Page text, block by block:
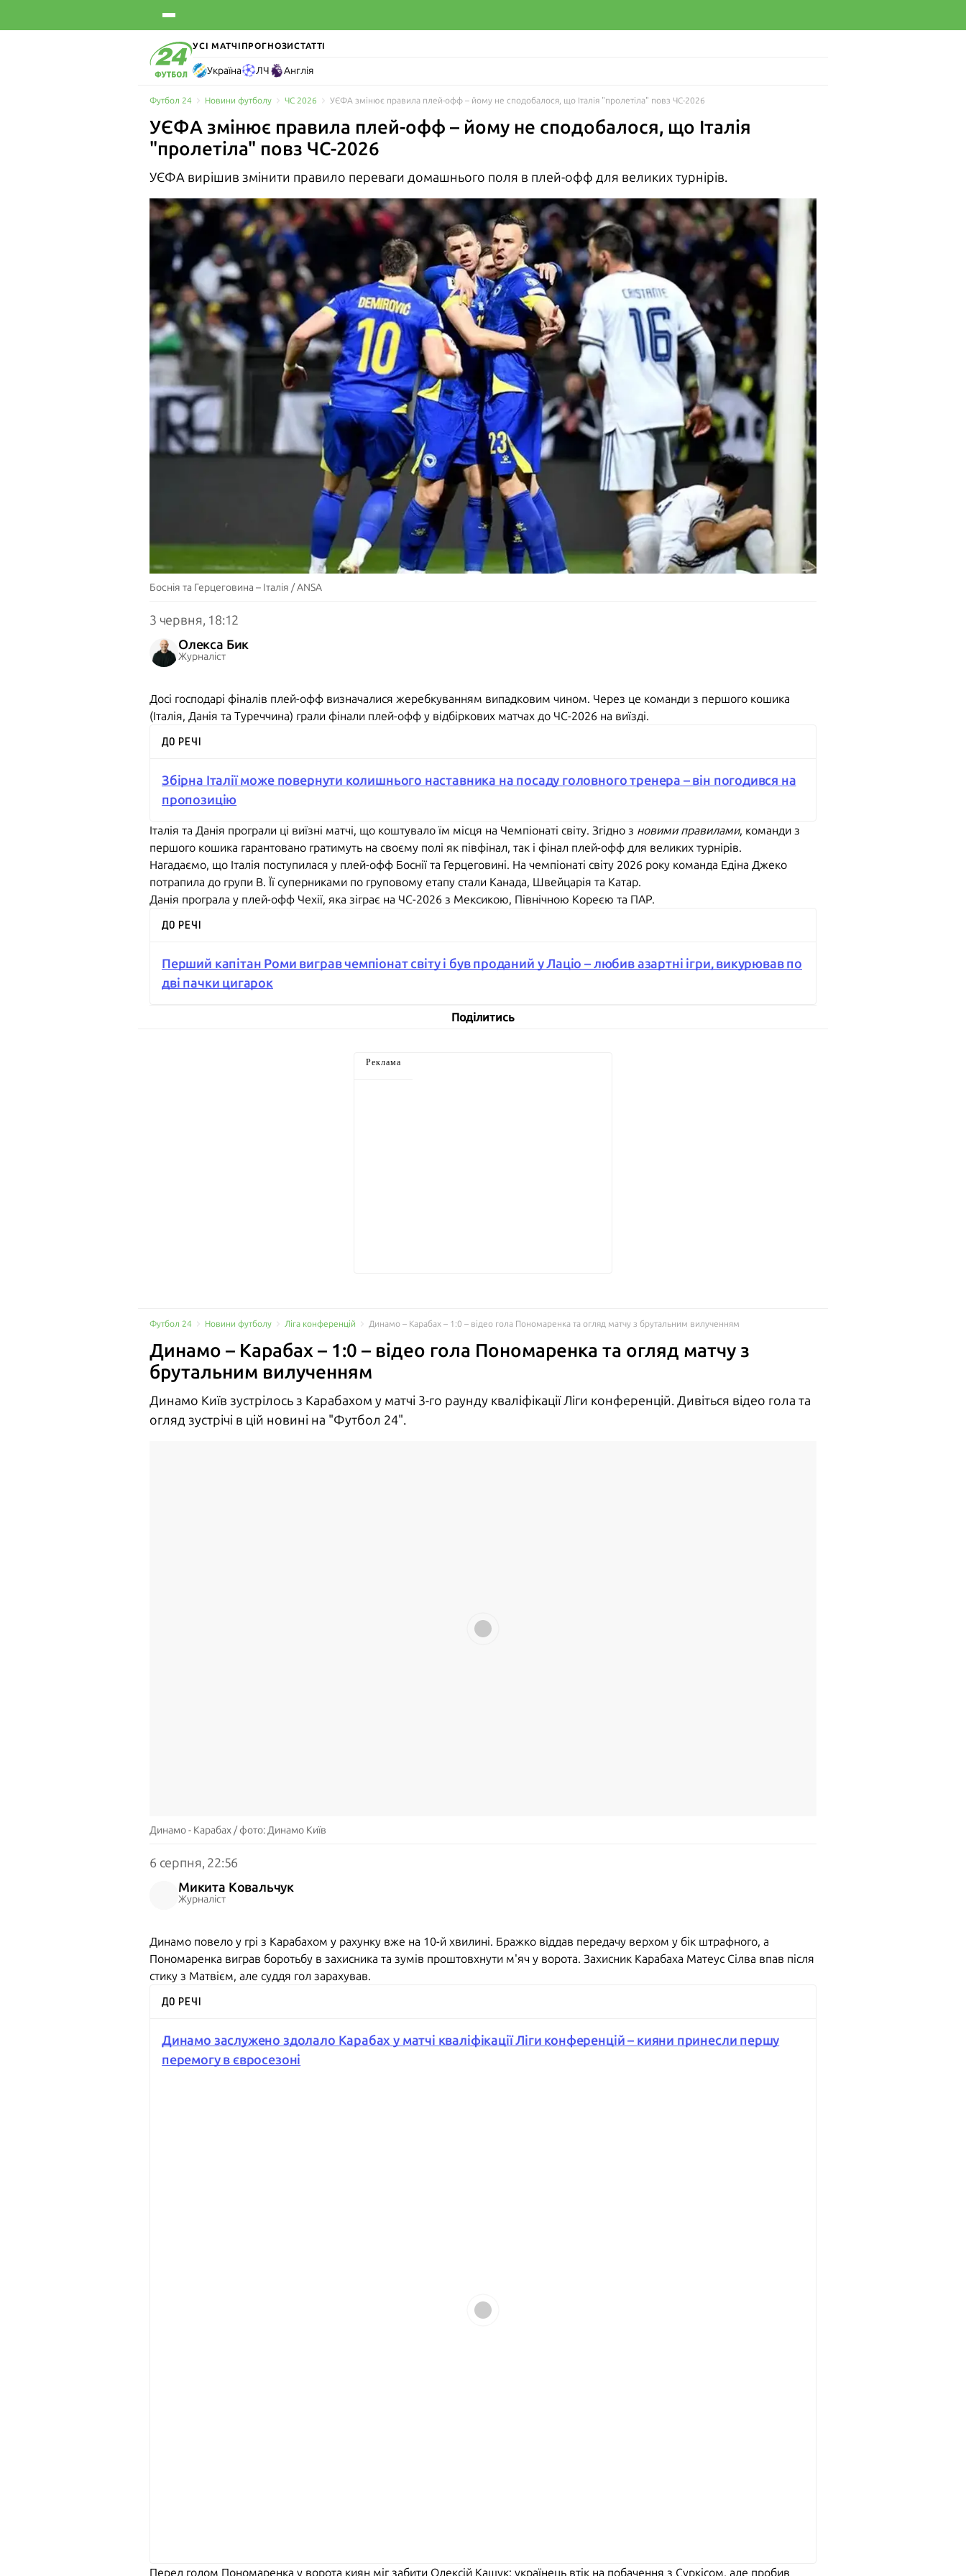
УСІ МАТЧІ ПРОГНОЗИСТАТТІ
Україна ЛЧ Англія
Футбол 24 Новини футболу ЧС 2026 УЄФА змінює правила плей-офф – йому не сподобалося, що Італія "пролетіла" повз ЧС-2026
УЄФА змінює правила плей-офф – йому не сподобалося, що Італія
"пролетіла" повз ЧС-2026
УЄФА вирішив змінити правило переваги домашнього поля в плей-офф для великих турнірів.
Боснія та Герцеговина – Італія / ANSA
3 червня, 18:12
Олекса Бик
Журналіст
Досі господарі фіналів плей-офф визначалися жеребкуванням випадковим чином. Через це команди з першого кошика
(Італія, Данія та Туреччина) грали фінали плей-офф у відбіркових матчах до ЧС-2026 на виїзді.
ДО РЕЧІ
Збірна Італії може повернути колишнього наставника на посаду головного тренера – він погодився на
пропозицію
Італія та Данія програли ці виїзні матчі, що коштувало їм місця на Чемпіонаті світу. Згідно з новими правилами, команди з
першого кошика гарантовано гратимуть на своєму полі як півфінал, так і фінал плей-офф для великих турнірів.
Нагадаємо, що Італія поступилася у плей-офф Боснії та Герцеговині. На чемпіонаті світу 2026 року команда Едіна Джеко
потрапила до групи B. Її суперниками по груповому етапу стали Канада, Швейцарія та Катар.
Данія програла у плей-офф Чехії, яка зіграє на ЧС-2026 з Мексикою, Північною Кореєю та ПАР.
ДО РЕЧІ
Перший капітан Роми виграв чемпіонат світу і був проданий у Лаціо – любив азартні ігри, викурював по
дві пачки цигарок
Поділитись
Реклама